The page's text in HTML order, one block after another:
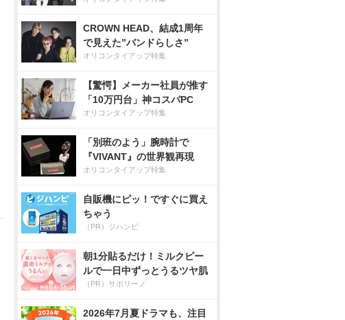
CROWN HEAD、結成1周年
で見えた”バンドらしさ”
オリコンタイアップ特集
【驚愕】メーカー社員が推す
「10万円台」神コスパPC
オリコンタイアップ特集
「別班のよう」腕時計で
『VIVANT』の世界観再現
オリコンタイアップ特集
自販機にピッ！ですぐに買え
ちゃう
（PR）ジハンピ
朝1分貼るだけ！ミルクピー
ルで一日中ずっとうるツヤ肌
（PR）サボリーノ
2026年7月夏ドラマも、注目